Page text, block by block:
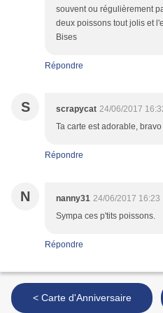
souvent ou régulièrement
deux poissons tout jolis et
Bises
Répondre
S scrapycat 24/06/2017
Ta carte est adorable,
Répondre
N nanny31 24/06/2017 16:23
Sympa ces p'tits poissons.
Répondre
< Carte d'Anniversaire